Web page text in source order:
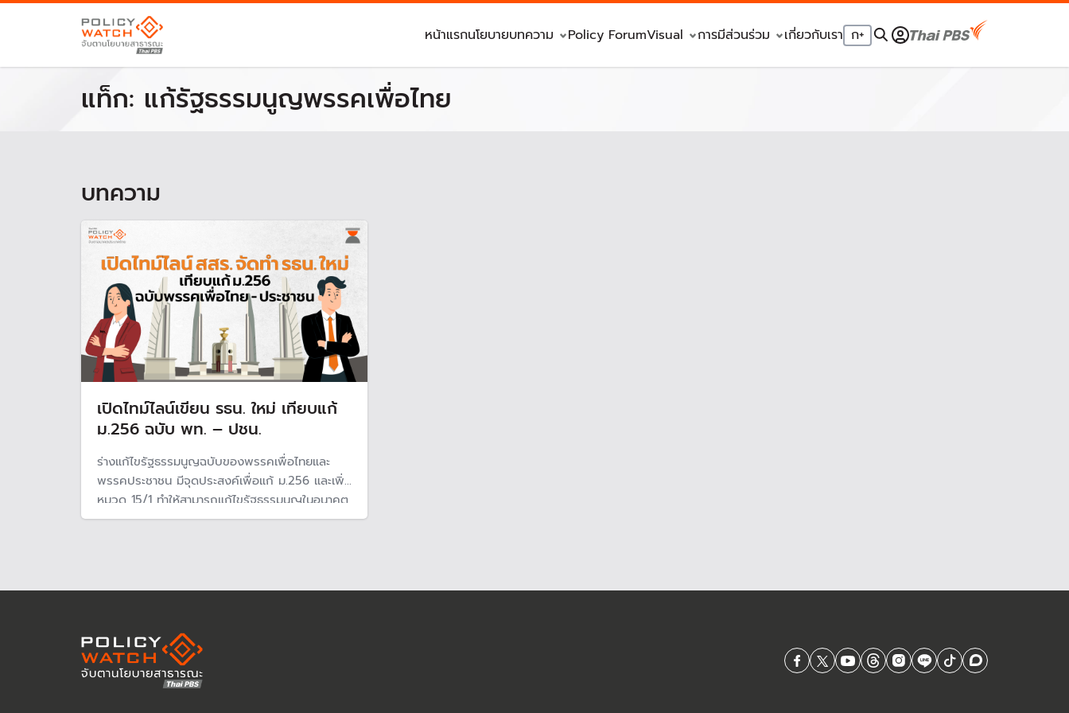
หน้าแรกนโยบายบทความ Policy ForumVisual การมีส่วนร่วม เกี่ยวกับเรา ก+
แท็ก: แก้รัฐธรรมนูญพรรคเพื่อไทย
บทความ
เปิดไทม์ไลน์เขียน รธน. ใหม่ เทียบแก้
ม.256 ฉบับ พท. – ปชน.
ร่างแก้ไขรัฐธรรมนูญฉบับของพรรคเพื่อไทยและ
พรรคประชาชน มีจุดประสงค์เพื่อแก้ ม.256 และเพิ่ม
หมวด 15/1 ทำให้สามารถแก้ไขรัฐธรรมนูญในอนาคต
ได้ง่ายขึ้น แต่ยังมีรายละเอียดที่แตกต่างกันในหลาย